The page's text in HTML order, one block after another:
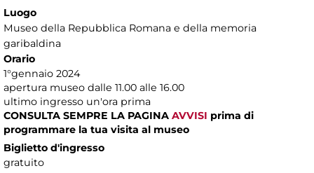
Luogo
Museo della Repubblica Romana e della memoria
garibaldina
Orario
1°gennaio 2024
apertura museo dalle 11.00 alle 16.00
ultimo ingresso un'ora prima
CONSULTA SEMPRE LA PAGINA AVVISI prima di
programmare la tua visita al museo
Biglietto d'ingresso
gratuito